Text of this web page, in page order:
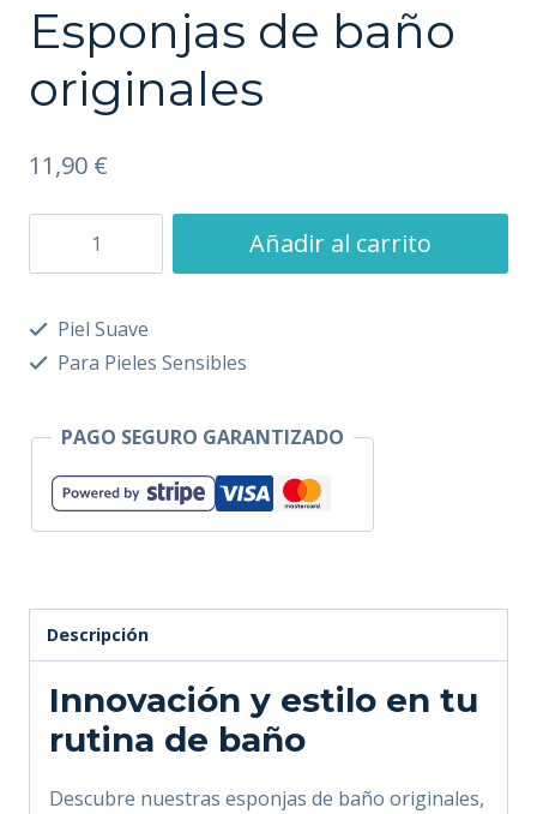
Esponjas de baño
originales
11,90 €
Esponjas
de
Añadir al carrito
Piel Suave
Para Pieles Sensibles
PAGO SEGURO GARANTIZADO
Descripción
Innovación y estilo en tu
rutina de baño
Descubre nuestras esponjas de baño originales,